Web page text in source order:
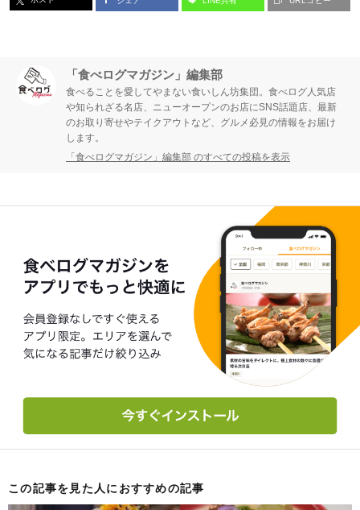
「食べログマガジン」編集部
食べることを愛してやまない食いしん坊集団。食べログ人気店
や知られざる名店、ニューオープンのお店にSNS話題店、最新
のお取り寄せやテイクアウトなど、グルメ必見の情報をお届け
します。
「食べログマガジン」編集部 のすべての投稿を表示
この記事を見た人におすすめの記事